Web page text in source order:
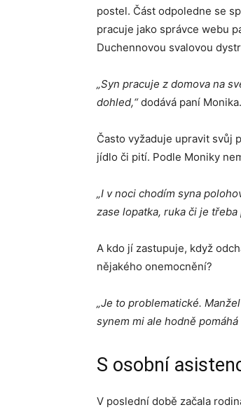
postel. Část odpoledne se
pracuje jako správce webu
Duchennovou svalovou
„Syn pracuje z domova na
dohled,“dodává paní Monika.
Často vyžaduje upravit svůj
jídlo či pití. Podle Moniky
„I v noci chodím syna
zase lopatka, ruka či je
A kdo jí zastupuje, když
nějakého onemocnění?
„Je to problematické.
synem mi ale hodně pomáhá
S osobní
V poslední době začala